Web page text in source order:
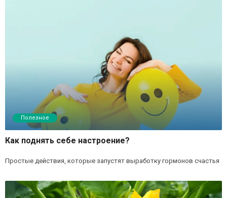
Полезное
Как поднять себе настроение?
Простые действия, которые запустят выработку гормонов счастья